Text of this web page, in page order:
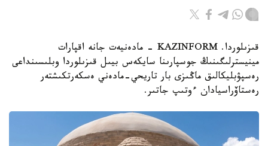
قىزىلوردا. KAZINFORM - مادەنيەت جانە اقپارات
مينيسترلىگىنىڭ جوسپارىنا سايكەس بيىل قىزىلوردا وبلىسىنداعى
رەسپۋبليكالىق ماڭىزى بار تاريحي-مادەني ەسكەرتكىشتەر
رەستاۆراسيادان ءوتىپ جاتىر.